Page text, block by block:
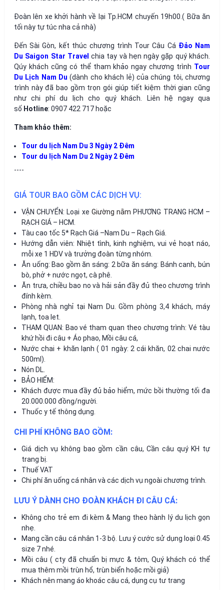
Đoàn lên xe khởi hành về lại Tp.HCM chuyến 19h00.( Bữa ăn
tối này tự túc nha cả nhà)
Đến Sài Gòn, kết thúc chương trình Tour Câu Cá Đảo Nam
Du Saigon Star Travel chia tay và hẹn ngày gặp quý khách.
Qúy khách cũng có thể tham khảo ngay chương trình Tour
Du Lịch Nam Du (dành cho khách lẻ) của chúng tôi, chương
trình này đã bao gồm trọn gói giúp tiết kiệm thời gian cũng
như chi phí du lịch cho quý khách. Liên hệ ngay qua
số Hotline: 0907 422 717 hoặc
Tham khảo thêm:
Tour du lịch Nam Du 3 Ngày 2 Đêm
Tour du lịch Nam Du 2 Ngày 2 Đêm
----
GIÁ TOUR BAO GỒM CÁC DỊCH VỤ:
VẬN CHUYỂN: Loại xe Giường nằm PHƯƠNG TRANG HCM –
RẠCH GIÁ – HCM.
Tàu cao tốc 5* Rạch Giá –Nam Du – Rạch Giá.
Hướng dẫn viên: Nhiệt tình, kinh nghiệm, vui vẻ hoạt náo,
mỗi xe 1 HDV và trưởng đoàn từng nhóm.
Ăn uống: Bao gồm ăn sáng: 2 bữa ăn sáng: Bánh canh, bún
bò, phở + nước ngọt, cà phê.
Ăn trưa, chiều bao no và hải sản đầy đủ theo chương trình
đính kèm.
Phòng nhà nghỉ tại Nam Du. Gồm phòng 3,4 khách, máy
lạnh, toa let.
THAM QUAN: Bao vé tham quan theo chương trình: Vé tàu
khứ hồi đi câu + Áo phao, Mồi câu cá,
Nước chai + khăn lạnh ( 01 ngày: 2 cái khăn, 02 chai nước
500ml).
Nón DL.
BẢO HIỂM:
Khách được mua đầy đủ bảo hiểm, mức bồi thường tối đa
20.000.000 đồng/người.
Thuốc y tế thông dụng.
CHI PHÍ KHÔNG BAO GỒM:
Giá dịch vụ không bao gồm cần câu, Cần câu quý KH tự
trang bị.
Thuế VAT
Chi phí ăn uống cá nhân và các dịch vụ ngoài chương trình.
LƯU Ý DÀNH CHO ĐOÀN KHÁCH ĐI CÂU CÁ:
Không cho trẻ em đi kèm & Mang theo hành lý du lịch gọn
nhẹ.
Mang cần câu cá nhân 1-3 bộ. Lưu ý cước sử dụng loại 0.45
size 7 nhé.
Mồi câu ( cty đã chuẩn bị mực & tôm, Quý khách có thể
mua thêm mồi trùn hổ, trùn biển hoặc mồi giả)
Khách nên mang áo khoác câu cá, dụng cụ tư trang